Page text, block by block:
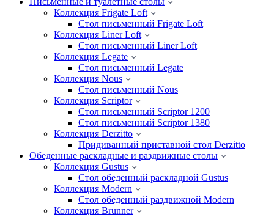
Коллекция Frigate Loft
Стол письменный Frigate Loft
Коллекция Liner Loft
Стол письменный Liner Loft
Коллекция Legate
Стол письменный Legate
Коллекция Nous
Стол письменный Nous
Коллекция Scriptor
Стол письменный Scriptor 1200
Стол письменный Scriptor 1380
Коллекция Derzitto
Придиванный приставной стол Derzitto
Обеденные раскладные и раздвижные столы
Коллекция Gustus
Стол обеденный раскладной Gustus
Коллекция Modern
Стол обеденный раздвижной Modern
Коллекция Brunner